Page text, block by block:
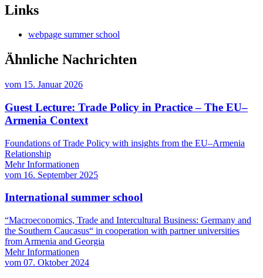
Links
webpage summer school
Ähnliche Nachrichten
vom 15. Januar 2026
Guest Lecture: Trade Policy in Practice – The EU–
Armenia Context
Foundations of Trade Policy with insights from the EU–Armenia
Relationship
Mehr Informationen
vom 16. September 2025
International summer school
“Macroeconomics, Trade and Intercultural Business: Germany and
the Southern Caucasus“ in cooperation with partner universities
from Armenia and Georgia
Mehr Informationen
vom 07. Oktober 2024